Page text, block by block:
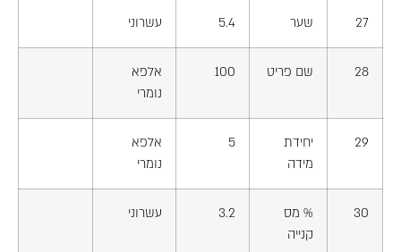
27 שער 5.4 עשרוני
28 שם פריט 100
אלפא
נומרי
29
יחידת
מידה
5
אלפא
נומרי
30
% מס
קנייה
3.2 עשרוני